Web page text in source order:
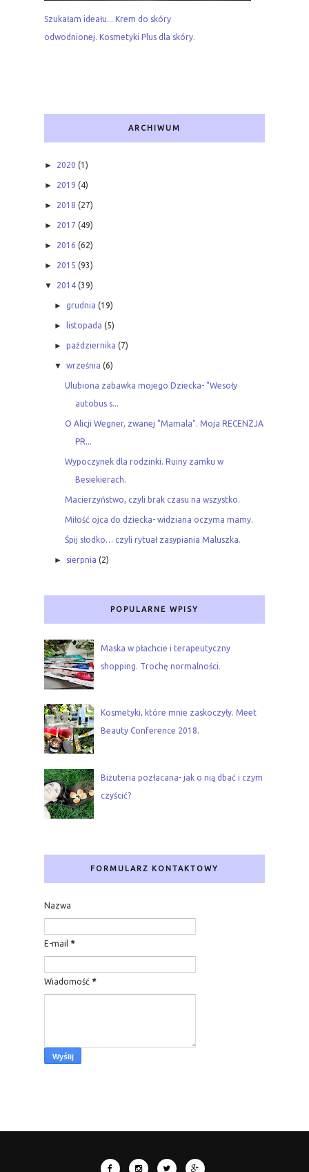
Szukałam ideału... Krem do skóry
odwodnionej. Kosmetyki Plus dla skóry.
ARCHIWUM
► 2020 (1)
► 2019 (4)
► 2018 (27)
► 2017 (49)
► 2016 (62)
► 2015 (93)
▼ 2014 (39)
► grudnia (19)
► listopada (5)
►października (7)
▼ września (6)
Ulubiona zabawka mojego Dziecka- "Wesoły
autobus s...
O Alicji Wegner, zwanej "Mamala". Moja RECENZJA
PR...
Wypoczynek dla rodzinki. Ruiny zamku w
Besiekierach.
Macierzyństwo, czyli brak czasu na wszystko.
Miłość ojca do dziecka- widziana oczyma mamy.
Śpij słodko… czyli rytuał zasypiania Maluszka.
► sierpnia (2)
POPULARNE WPISY
Maska w płachcie i terapeutyczny
shopping. Trochę normalności.
Kosmetyki, które mnie zaskoczyły. Meet
Beauty Conference 2018.
Biżuteria pozłacana- jak o nią dbać i czym
czyścić?
FORMULARZ KONTAKTOWY
Nazwa
E-mail *
Wiadomość *